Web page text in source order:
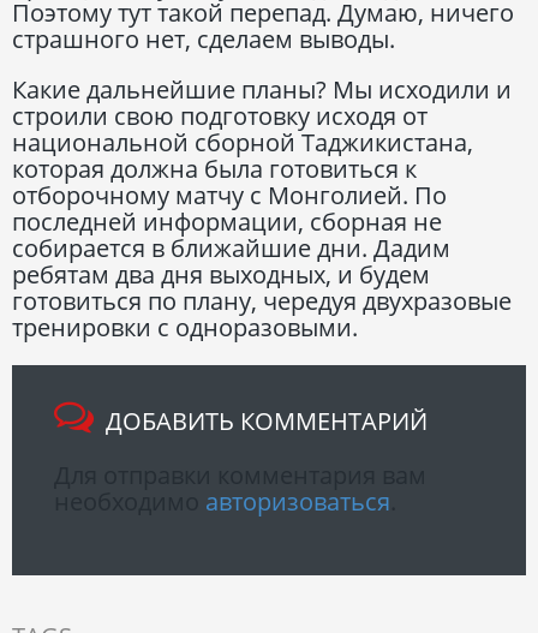
Поэтому тут такой перепад. Думаю, ничего
страшного нет, сделаем выводы.
Какие дальнейшие планы? Мы исходили и
строили свою подготовку исходя от
национальной сборной Таджикистана,
которая должна была готовиться к
отборочному матчу с Монголией. По
последней информации, сборная не
собирается в ближайшие дни. Дадим
ребятам два дня выходных, и будем
готовиться по плану, чередуя двухразовые
тренировки с одноразовыми.
ДОБАВИТЬ КОММЕНТАРИЙ
авторизоваться